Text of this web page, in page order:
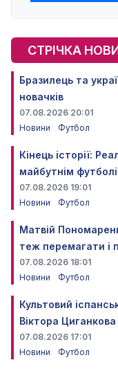
СТРІЧКА
Бразилець та
новачків
07.08.2026 20:01
Новини
Футбол
Кінець історії:
майбутнім
07.08.2026 19:01
Новини
Футбол
Матвій
теж перемагати і
07.08.2026 18:01
Новини
Футбол
Культовий
Віктора Циганкова
07.08.2026 17:01
Новини
Футбол